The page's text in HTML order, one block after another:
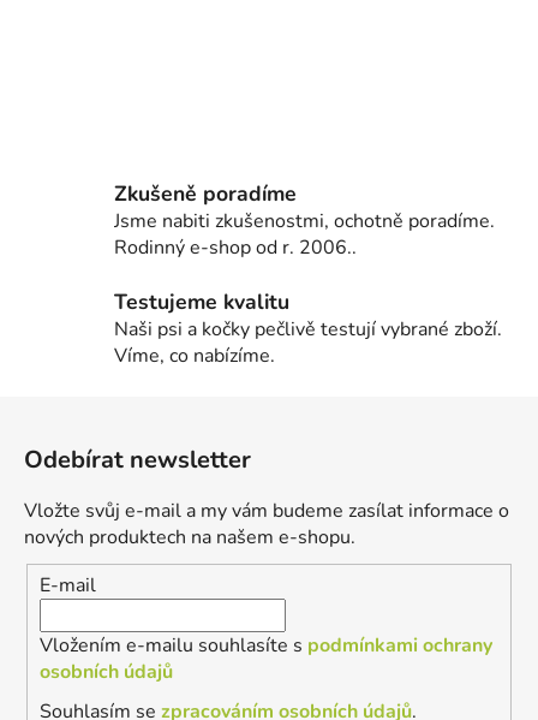
Zkušeně poradíme
Jsme nabiti zkušenostmi, ochotně poradíme.
Rodinný e-shop od r. 2006..
Testujeme kvalitu
Naši psi a kočky pečlivě testují vybrané zboží.
Víme, co nabízíme.
Odebírat newsletter
Vložte svůj e-mail a my vám budeme zasílat informace o
nových produktech na našem e-shopu.
E-mail
Vložením e-mailu souhlasíte s podmínkami ochrany
osobních údajů
Souhlasím se zpracováním osobních údajů.